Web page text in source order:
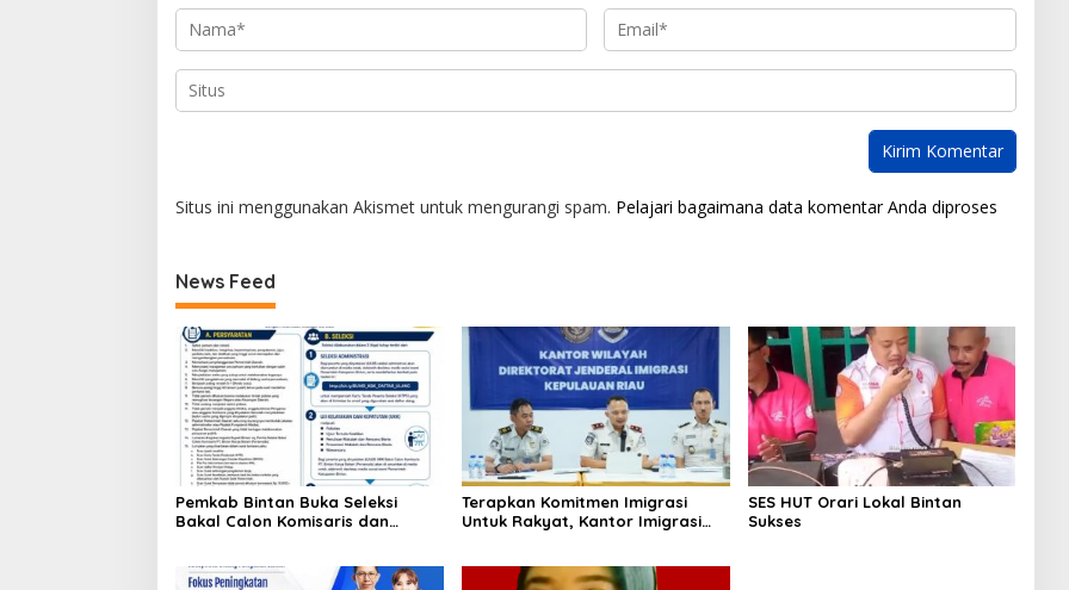
Situs ini menggunakan Akismet untuk mengurangi spam. Pelajari bagaimana data komentar Anda diproses
News Feed
Pemkab Bintan Buka Seleksi
Bakal Calon Komisaris dan
Terapkan Komitmen Imigrasi
Untuk Rakyat, Kantor Imigrasi
SES HUT Orari Lokal Bintan
Sukses